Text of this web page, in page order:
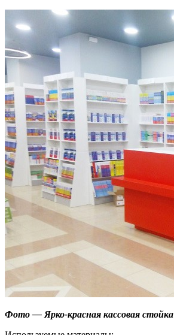
Фото — Ярко-красная кассовая стойка